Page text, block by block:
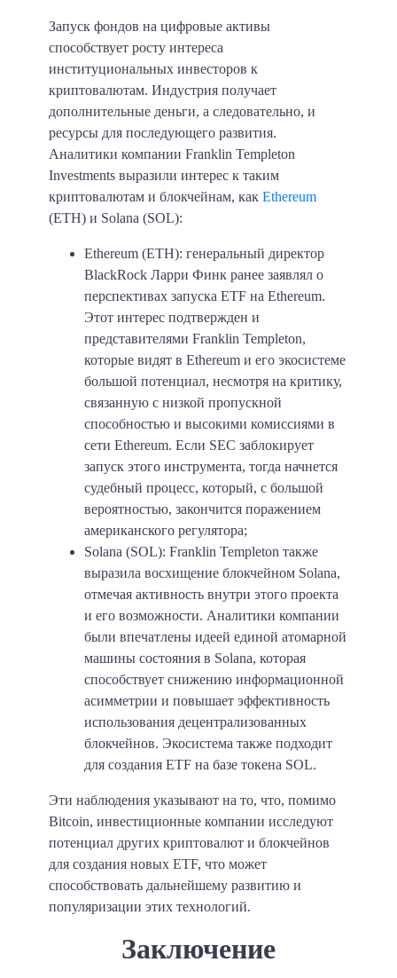
Запуск фондов на цифровые активы
способствует росту интереса
институциональных инвесторов к
криптовалютам. Индустрия получает
дополнительные деньги, а следовательно, и
ресурсы для последующего развития.
Аналитики компании Franklin Templeton
Investments выразили интерес к таким
криптовалютам и блокчейнам, как Ethereum
(ETH) и Solana (SOL):
Ethereum (ETH): генеральный директор
BlackRock Ларри Финк ранее заявлял о
перспективах запуска ETF на Ethereum.
Этот интерес подтвержден и
представителями Franklin Templeton,
которые видят в Ethereum и его экосистеме
большой потенциал, несмотря на критику,
связанную с низкой пропускной
способностью и высокими комиссиями в
сети Ethereum. Если SEC заблокирует
запуск этого инструмента, тогда начнется
судебный процесс, который, с большой
вероятностью, закончится поражением
американского регулятора;
Solana (SOL): Franklin Templeton также
выразила восхищение блокчейном Solana,
отмечая активность внутри этого проекта
и его возможности. Аналитики компании
были впечатлены идеей единой атомарной
машины состояния в Solana, которая
способствует снижению информационной
асимметрии и повышает эффективность
использования децентрализованных
блокчейнов. Экосистема также подходит
для создания ETF на базе токена SOL.
Эти наблюдения указывают на то, что, помимо
Bitcoin, инвестиционные компании исследуют
потенциал других криптовалют и блокчейнов
для создания новых ETF, что может
способствовать дальнейшему развитию и
популяризации этих технологий.
Заключение